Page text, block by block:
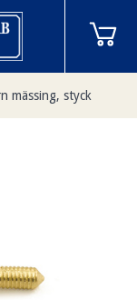
mässing, styck